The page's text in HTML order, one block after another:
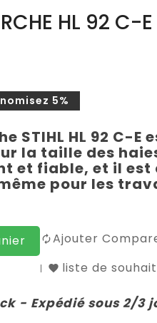
HL 92 C-
5%
STIHL HL 92 C-E
la taille des
et fiable, et il est
pour les
Ajouter
liste de
- Expédié sous 2/3